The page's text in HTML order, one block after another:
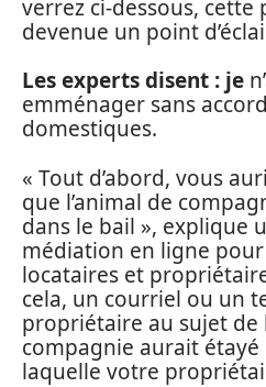
verrez ci-dessous, cette
devenue un point
Les experts disent : je
emménager sans
domestiques.
« Tout d’abord, vous
que l’animal de
dans le bail », explique
médiation en ligne
locataires et
cela, un courriel ou un
propriétaire au sujet de
compagnie aurait
laquelle votre